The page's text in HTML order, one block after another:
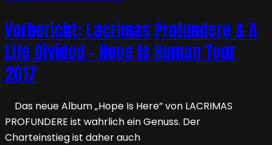
Vorbericht: Lacrimas Profundere & A
Life Divided – Hope Is Human Tour
2017
Das neue Album „Hope Is Here” von LACRIMAS
PROFUNDERE ist wahrlich ein Genuss. Der
Charteinstieg ist daher auch